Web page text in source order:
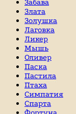
Злата
Золушка
Лаговка
Ликер
Мышь
Оливер
Паска
Пастила
Птаха
Симпатия
Спарта